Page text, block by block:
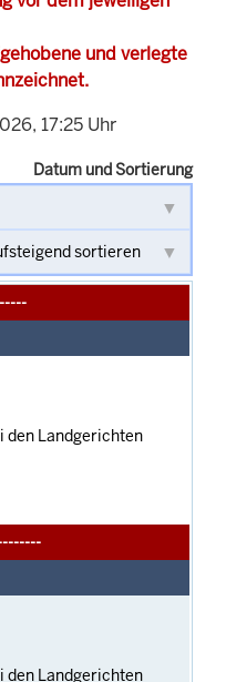
und verlegte
17:25 Uhr
Datum und Sortierung
Landgerichten
Landgerichten